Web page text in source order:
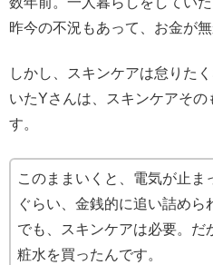
昨今の不況もあって、お金が
しかし、スキンケアは怠りた
いたYさんは、スキンケアその
す。
このままいくと、電気が止ま
ぐらい、金銭的に追い詰めら
でも、スキンケアは必要。だ
粧水を買ったんです。